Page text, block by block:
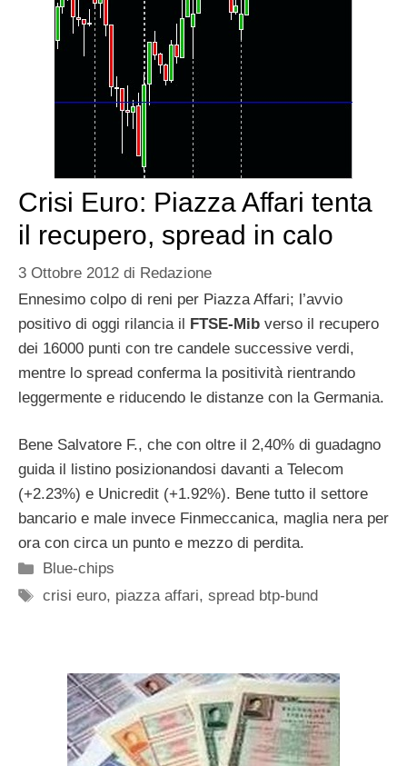
Crisi Euro: Piazza Affari tenta
il recupero, spread in calo
3 Ottobre 2012 di Redazione
Ennesimo colpo di reni per Piazza Affari; l’avvio
positivo di oggi rilancia il FTSE-Mib verso il recupero
dei 16000 punti con tre candele successive verdi,
mentre lo spread conferma la positività rientrando
leggermente e riducendo le distanze con la Germania.
Bene Salvatore F., che con oltre il 2,40% di guadagno
guida il listino posizionandosi davanti a Telecom
(+2.23%) e Unicredit (+1.92%). Bene tutto il settore
bancario e male invece Finmeccanica, maglia nera per
ora con circa un punto e mezzo di perdita.
Categorie
Blue-chips
Tag
crisi euro, piazza affari,spread btp-bund